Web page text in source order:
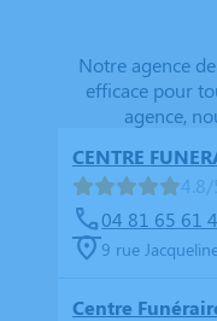
Notre agence
efficace pour
agence,
CENTRE
4.8/
04 81 65 61
9 rue
Centre